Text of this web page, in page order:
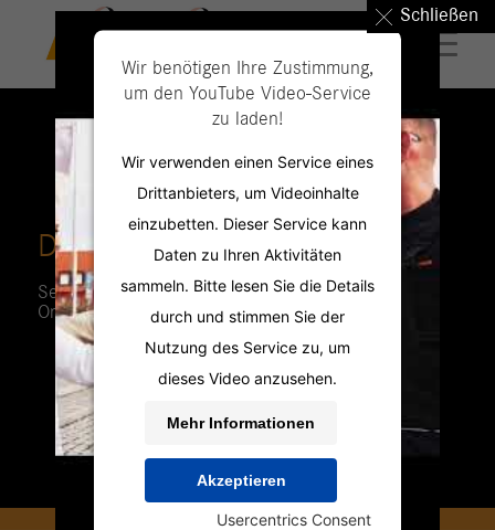
Schließen
Wir benötigen Ihre Zustimmung,
um den YouTube Video-Service
zu laden!
Wir verwenden einen Service eines
Drittanbieters, um Videoinhalte
einzubetten. Dieser Service kann
Daten zu Ihren Aktivitäten
sammeln. Bitte lesen Sie die Details
durch und stimmen Sie der
Nutzung des Service zu, um
dieses Video anzusehen.
Mehr Informationen
Akzeptieren
Usercentrics Consent
DIE PERSONAL PROFILER
Seite an Seite zum Erfolg:
OnSite-Management für Unternehmen.